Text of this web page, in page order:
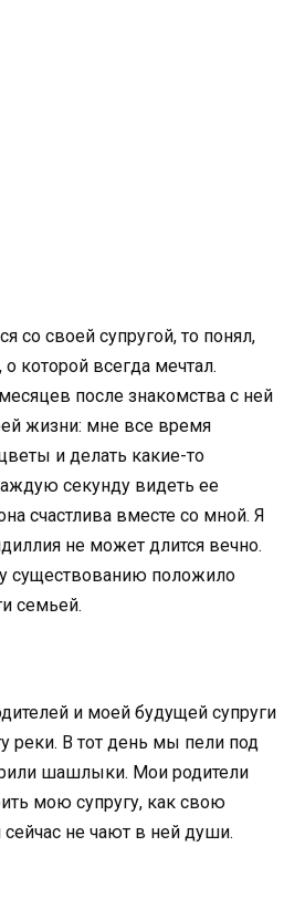
со своей супругой, то понял,
которой всегда мечтал.
после знакомства с ней
жизни: мне все время
и делать какие-то
секунду видеть ее
счастлива вместе со мной. Я
не может длится вечно.
существованию положило
семьей.
и моей будущей супруги
реки. В тот день мы пели под
шашлыки. Мои родители
мою супругу, как свою
не чают в ней души.